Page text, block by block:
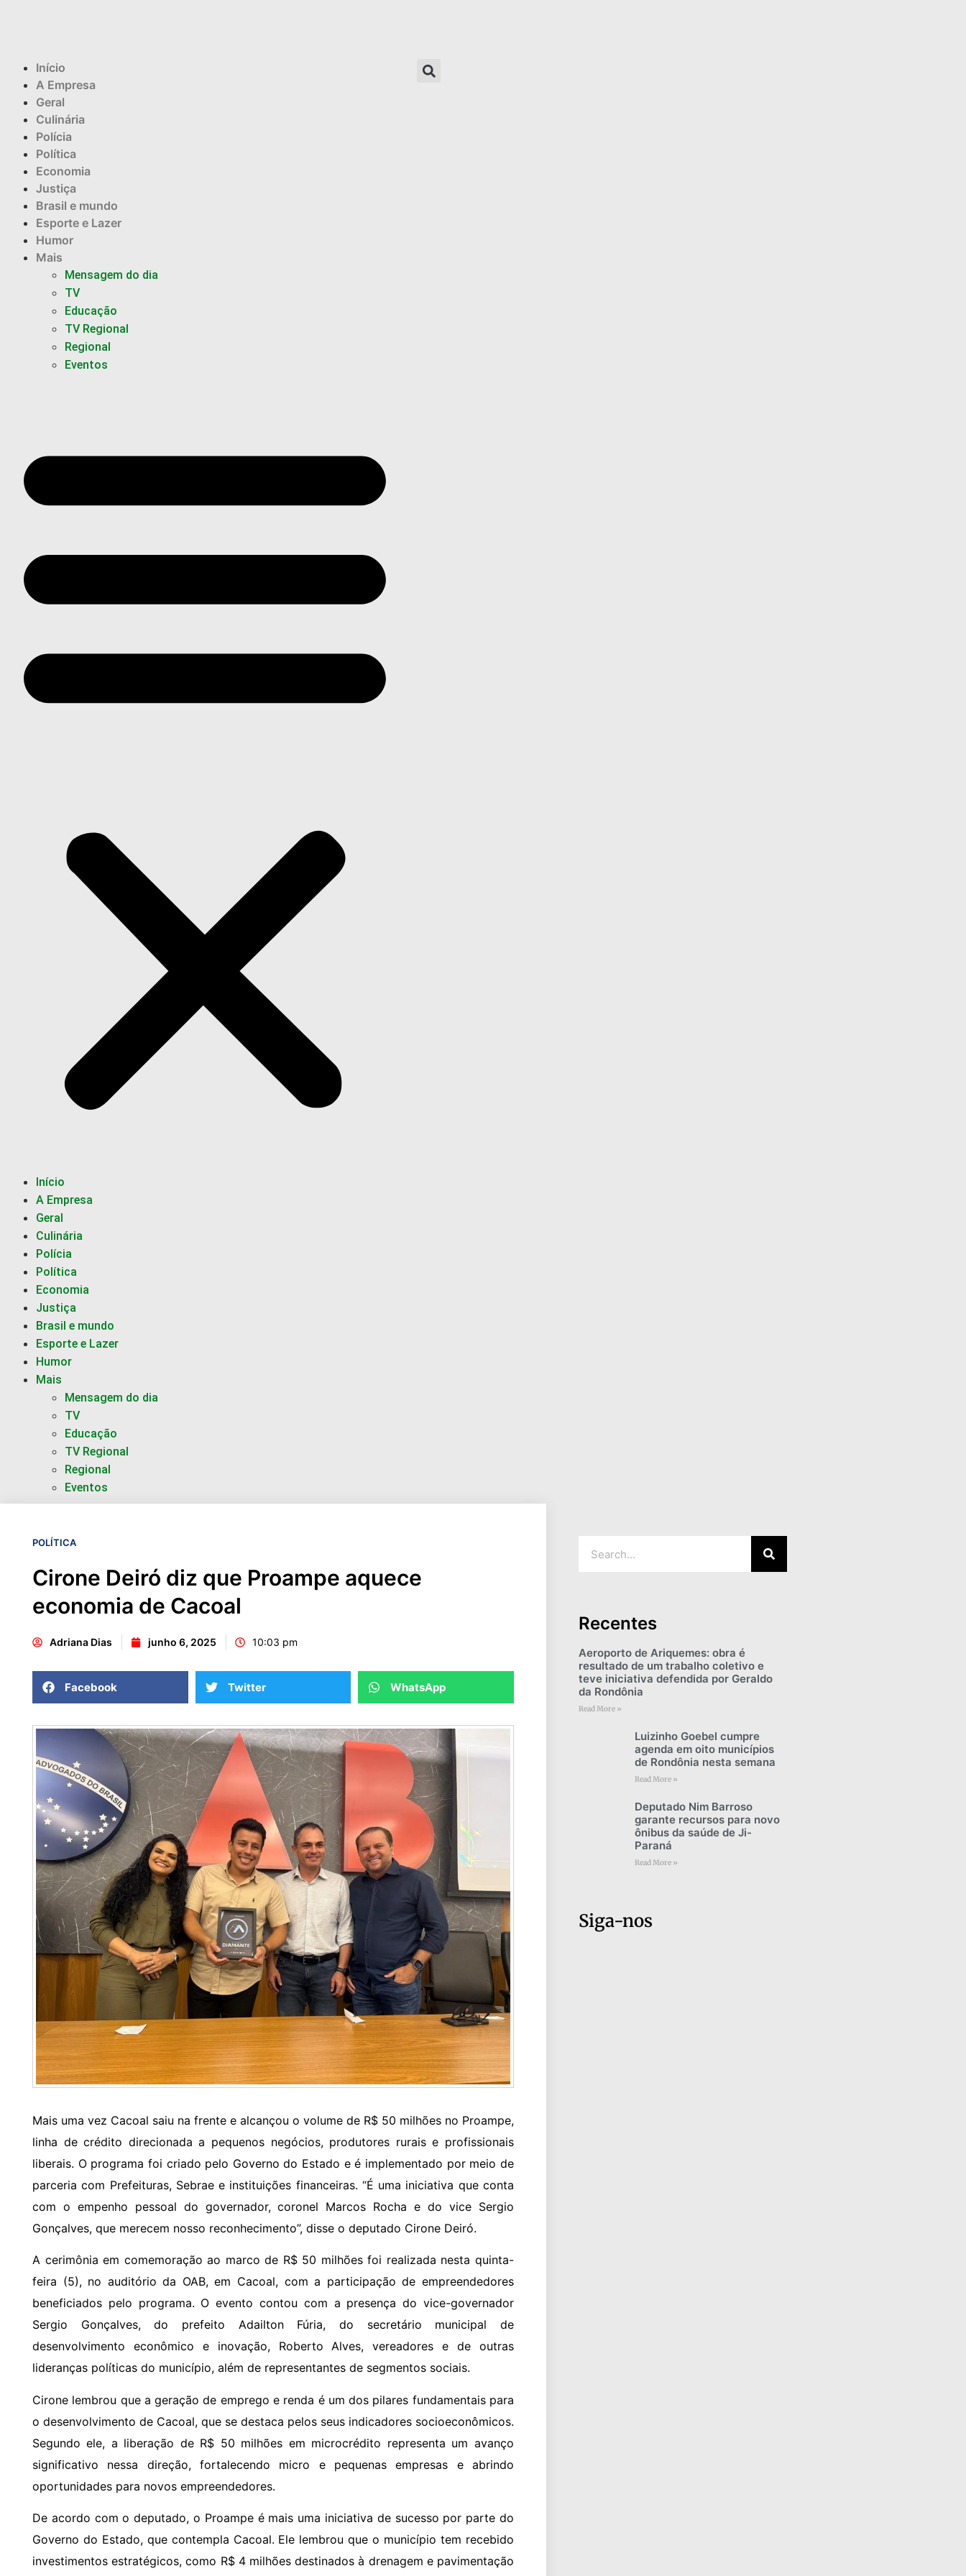
Início
A Empresa
Geral
Culinária
Polícia
Política
Economia
Justiça
Brasil e mundo
Esporte e Lazer
Humor
Mais
Mensagem do dia
TV
Educação
TV Regional
Regional
Eventos
Início
A Empresa
Geral
Culinária
Polícia
Política
Economia
Justiça
Brasil e mundo
Esporte e Lazer
Humor
Mais
Mensagem do dia
TV
Educação
TV Regional
Regional
Eventos
POLÍTICA
Cirone Deiró diz que Proampe aquece
economia de Cacoal
Adriana Dias junho 6, 2025 10:03 pm
Facebook Twitter WhatsApp
Mais uma vez Cacoal saiu na frente e alcançou o volume de R$ 50 milhões no Proampe,
linha de crédito direcionada a pequenos negócios, produtores rurais e profissionais
liberais. O programa foi criado pelo Governo do Estado e é implementado por meio de
parceria com Prefeituras, Sebrae e instituições financeiras. “É uma iniciativa que conta
com o empenho pessoal do governador, coronel Marcos Rocha e do vice Sergio
Gonçalves, que merecem nosso reconhecimento”, disse o deputado Cirone Deiró.
A cerimônia em comemoração ao marco de R$ 50 milhões foi realizada nesta quinta-
feira (5), no auditório da OAB, em Cacoal, com a participação de empreendedores
beneficiados pelo programa. O evento contou com a presença do vice-governador
Sergio Gonçalves, do prefeito Adailton Fúria, do secretário municipal de
desenvolvimento econômico e inovação, Roberto Alves, vereadores e de outras
lideranças políticas do município, além de representantes de segmentos sociais.
Cirone lembrou que a geração de emprego e renda é um dos pilares fundamentais para
o desenvolvimento de Cacoal, que se destaca pelos seus indicadores socioeconômicos.
Segundo ele, a liberação de R$ 50 milhões em microcrédito representa um avanço
significativo nessa direção, fortalecendo micro e pequenas empresas e abrindo
oportunidades para novos empreendedores.
De acordo com o deputado, o Proampe é mais uma iniciativa de sucesso por parte do
Governo do Estado, que contempla Cacoal. Ele lembrou que o município tem recebido
investimentos estratégicos, como R$ 4 milhões destinados à drenagem e pavimentação
Recentes
Aeroporto de Ariquemes: obra é
resultado de um trabalho coletivo e
teve iniciativa defendida por Geraldo
da Rondônia
Read More »
Luizinho Goebel cumpre
agenda em oito municípios
de Rondônia nesta semana
Read More »
Deputado Nim Barroso
garante recursos para novo
ônibus da saúde de Ji-
Paraná
Read More »
Siga-nos